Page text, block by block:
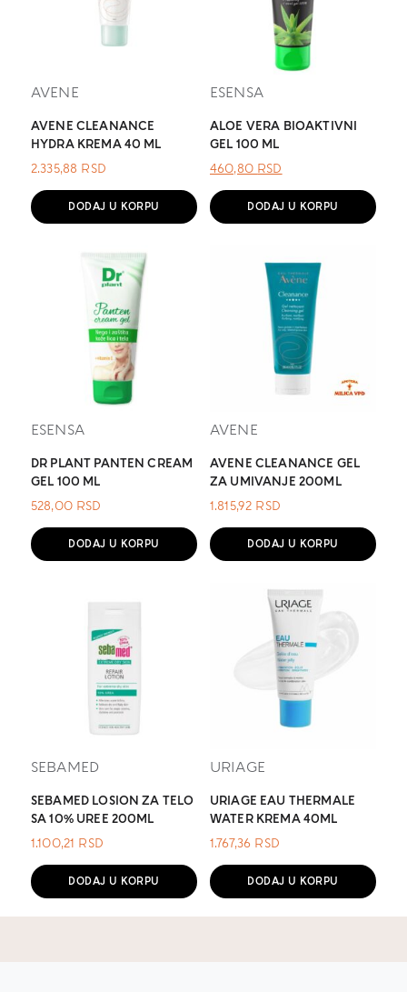
AVENE
AVENE CLEANANCE
HYDRA KREMA 40 ML
2.335,88 RSD
DODAJ U KORPU
ESENSA
ALOE VERA BIOAKTIVNI
GEL 100 ML
ОРИГИНАЛНА
ЈЕ
БИЛА:
460,80 RSD
ЈЕ:
DODAJ U KORPU
ESENSA
DR PLANT PANTEN CREAM
GEL 100 ML
528,00 RSD
DODAJ U KORPU
AVENE
AVENE CLEANANCE GEL
ZA UMIVANJE 200ML
1.815,92 RSD
DODAJ U KORPU
SEBAMED
SEBAMED LOSION ZA TELO
SA 10% UREE 200ML
1.100,21 RSD
DODAJ U KORPU
URIAGE
URIAGE EAU THERMALE
WATER KREMA 40ML
1.767,36 RSD
DODAJ U KORPU